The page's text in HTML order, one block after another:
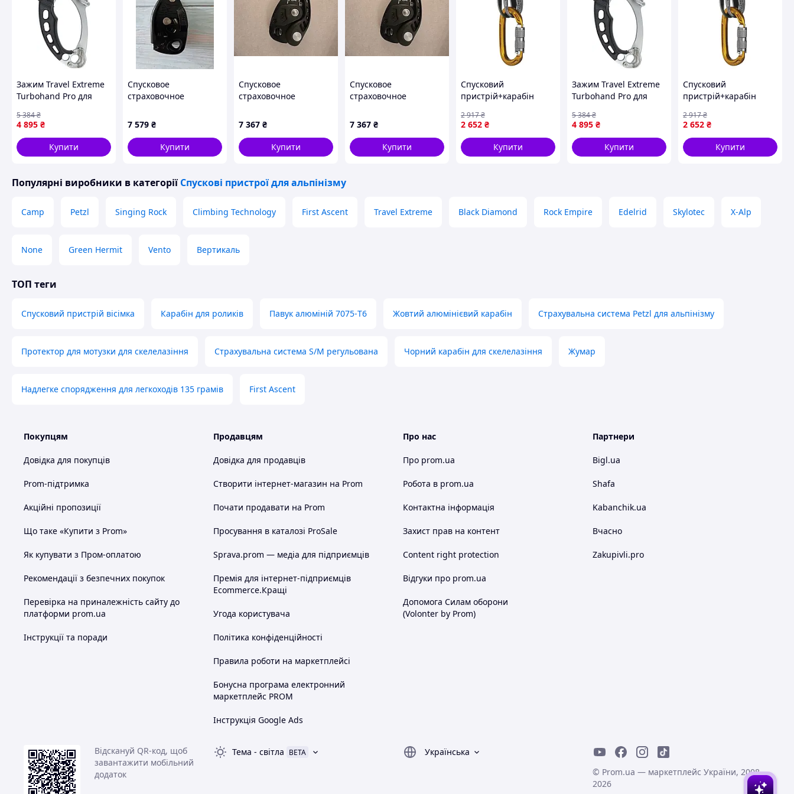
Зажим Travel Extreme
Turbohand Pro для
роликом лівий сірий
[2635-liht]
4 895 ₴
5 384₴
Купити
Спусковое
страховочное
7 579 ₴
Купити
Спусковое
страховочное
оранж
7 367 ₴
Купити
Спусковое
страховочное
оранж
7 367 ₴
Купити
Спусковий
пристрій+карабін
{8595-piho}
2 652 ₴
2 917₴
Купити
Зажим Travel Extreme
Turbohand Pro для
роликом лівий сірий
2635-TD
4 895 ₴
5 384₴
Купити
Спусковий
пристрій+карабін
1
2 652 ₴
2 917₴
Купити
Популярні виробники в категорії Спускові пристрої для альпінізму
Camp Petzl Singing Rock Climbing Technology First Ascent Travel Extreme Black Diamond Rock Empire Edelrid Skylotec X-Alp
None Green Hermit Vento Вертикаль
ТОП теги
Спусковий пристрій вісімка Карабін для роликів Павук алюміній 7075-T6 Жовтий алюмінієвий карабін Страхувальна система Petzl для альпінізму
Протектор для мотузки для скелелазіння Страхувальна система S/M регульована Чорний карабін для скелелазіння Жумар
Надлегке спорядження для легкоходів 135 грамів First Ascent
Покупцям
Довідка для покупців
Prom-підтримка
Акційні пропозиції
Що таке «Купити з Prom»
Як купувати з Пром-оплатою
Рекомендації з безпечних покупок
Перевірка на приналежність сайту до
платформи prom.ua
Інструкції та поради
Продавцям
Довідка для продавців
Створити інтернет-магазин на Prom
Почати продавати на Prom
Просування в каталозі ProSale
Sprava.prom — медіа для підприємців
Премія для інтернет-підприємців
Ecommerce.Кращі
Угода користувача
Політика конфіденційності
Правила роботи на маркетплейсі
Бонусна програма електронний
маркетплейс PROM
Інструкція Google Ads
Про нас
Про prom.ua
Робота в prom.ua
Контактна інформація
Захист прав на контент
Content right protection
Відгуки про prom.ua
Допомога Силам оборони
(Volonter by Prom)
Партнери
Bigl.ua
Shafa
Kabanchik.ua
Вчасно
Zakupivli.pro
Відскануй QR-код, щоб
завантажити мобільний
додаток
Тема - світла BETA
Українська
© Prom.ua — маркетплейс України, 2008-
2026